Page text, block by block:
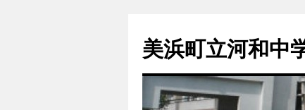
テ
ン
美浜町立河和中